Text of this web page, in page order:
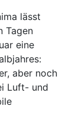
lässt
Tagen
eine
aber noch
Luft- und